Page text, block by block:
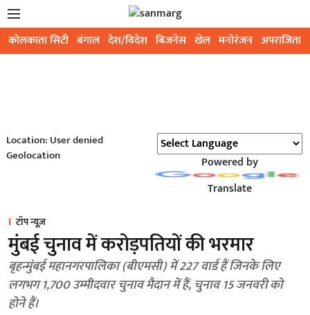
कोलकाता सिटी बंगाल देश/विदेश बिजनेस खेल मनोरंजन अपराजिता
Location: User denied
Geolocation
Powered by
Translate
टॉप न्यूज़
मुंबई चुनाव में करोड़पतियों की भरमार
बृहन्मुंबई महानगरपालिका (बीएमसी) में 227 वार्ड हैं जिनके लिए
लगभग 1,700 उम्मीदवार चुनाव मैदान में हैं, चुनाव 15 जनवरी को
होने हैं।